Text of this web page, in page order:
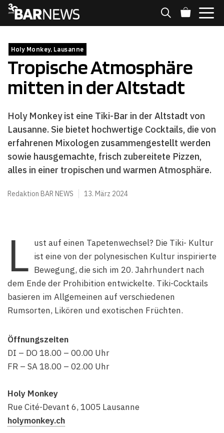
Zum
Inhalt
Holy Monkey, Lausanne
Tropische Atmosphäre
mitten in der Altstadt
Holy Monkey ist eine Tiki-Bar in der Altstadt von
Lausanne. Sie bietet hochwertige Cocktails, die von
erfahrenen Mixologen zusammengestellt werden
sowie hausgemachte, frisch zubereitete Pizzen,
alles in einer tropischen und warmen Atmosphäre.
Redaktion BAR NEWS 13. März 2024
L ust auf einen Tapetenwechsel? Die Tiki- Kultur
ist eine von der polynesischen Kultur inspirierte
Bewegung, die sich im 20. Jahrhundert nach
dem Ende der Prohibition entwickelte. Tiki-Cocktails
basieren im Allgemeinen auf verschiedenen
Rumsorten, Likören und exotischen Früchten.
Öffnungszeiten
DI – DO 18.00 – 00.00 Uhr
FR – SA 18.00 – 02.00 Uhr
Holy Monkey
Rue Cité-Devant 6, 1005 Lausanne
holymonkey.ch